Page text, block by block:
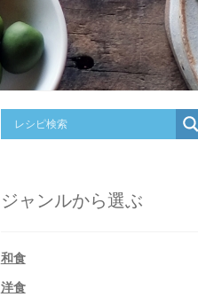
ジャンルから選ぶ
和食
洋食